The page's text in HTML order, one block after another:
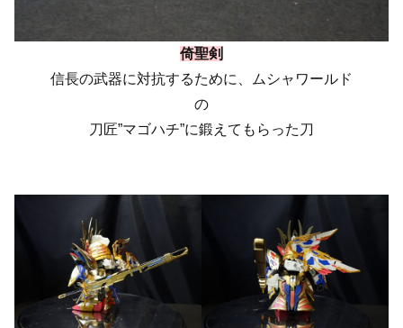
倚聖剣
信長の武器に対抗するために、ムシャワールド
の
刀匠”マゴハチ”に鍛えてもらった刀